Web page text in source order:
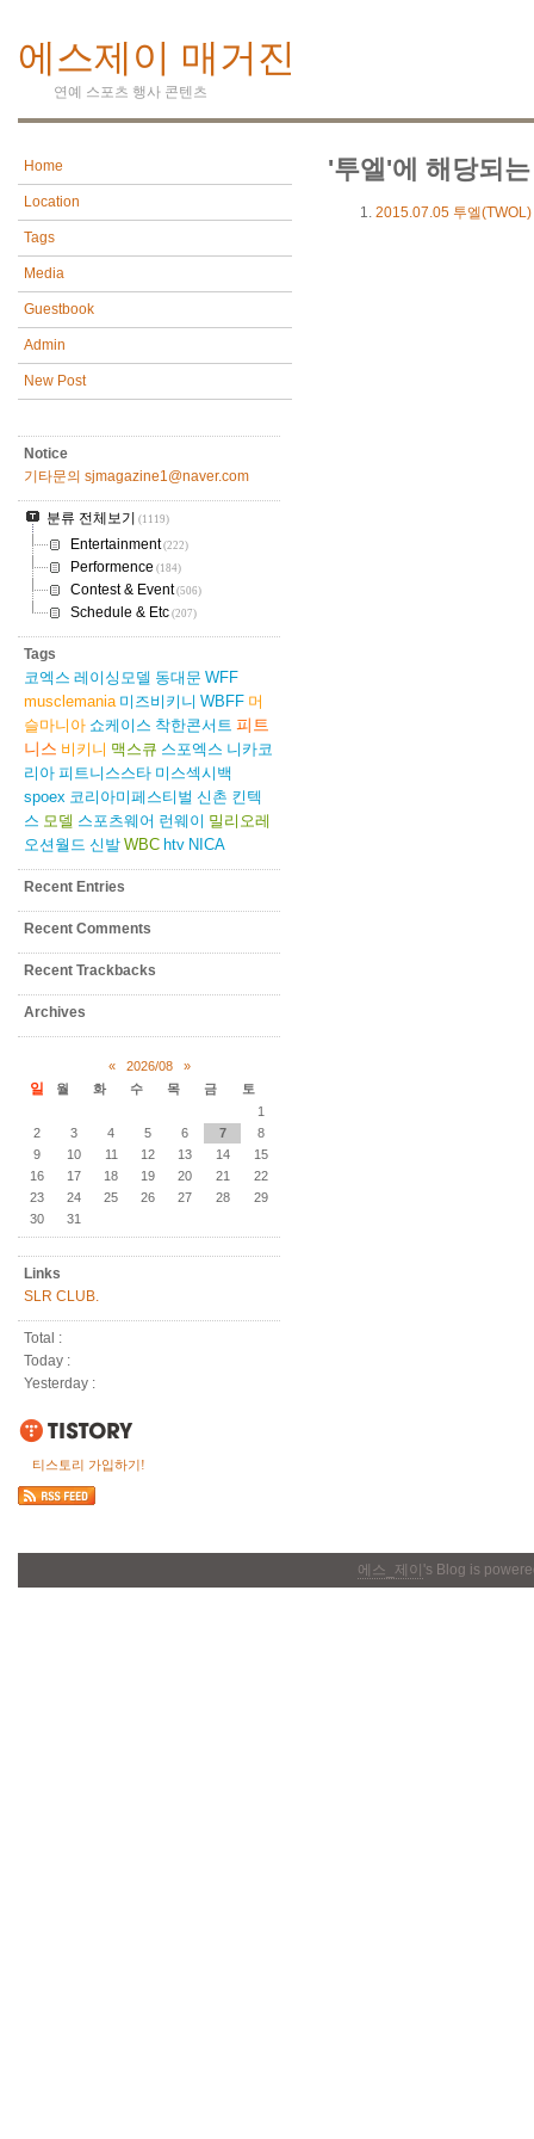
에스제이 매거진
연예 스포츠 행사 콘텐츠
Home
Location
Tags
Media
Guestbook
Admin
New Post
Notice
기타문의 sjmagazine1@naver.com
분류 전체보기 (1119)
Entertainment(222)
Performence (184)
Contest & Event(506)
Schedule & Etc (207)
Tags
코엑스 레이싱모델 동대문 WFF
musclemania 미즈비키니 WBFF 머
슬마니아 쇼케이스 착한콘서트 피트
니스 비키니 맥스큐 스포엑스 니카코
리아 피트니스스타 미스섹시백
spoex 코리아미페스티벌 신촌 킨텍
스 모델 스포츠웨어 런웨이 밀리오레
오션월드 신발 WBC htv NICA
Recent Entries
Recent Comments
Recent Trackbacks
Archives
« 2026/08 »
일 월 화 수 목 금
토
1
2
3 4 5 6 7
8
9
10 11 12 13 14
15
16
17 18 19 20 21
22
23
24 25 26 27 28
29
30
31
Links
SLR CLUB.
Total :
Today :
Yesterday :
티스토리 가입하기!
'투엘'에 해당되
2015.07.05 투엘
에스_제이 's Blog is